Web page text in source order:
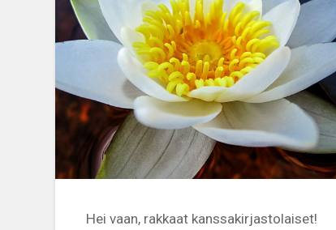
Hei vaan, rakkaat kanssakirjastolaiset!